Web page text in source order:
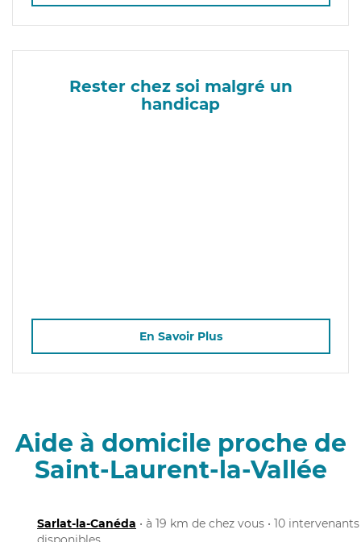
Rester chez soi malgré un
handicap
En Savoir Plus
Aide à domicile proche de
Saint-Laurent-la-Vallée
Sarlat-la-Canéda • à 19 km de chez vous • 10 intervenants